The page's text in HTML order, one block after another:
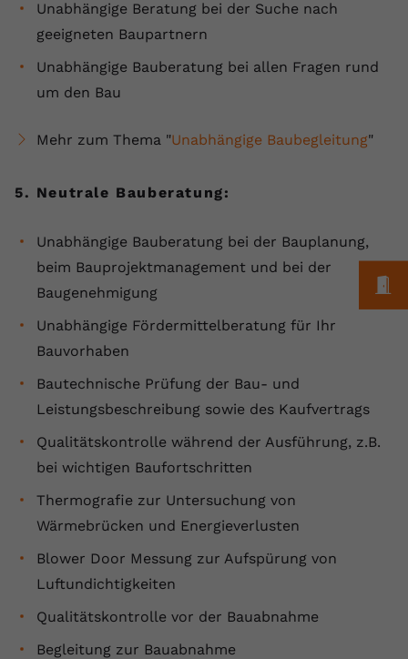
Unabhängige Beratung bei der Suche nach
geeigneten Baupartnern
Unabhängige Bauberatung bei allen Fragen rund
um den Bau
Mehr zum Thema "Unabhängige Baubegleitung"
5. Neutrale Bauberatung:
Unabhängige Bauberatung bei der Bauplanung,
beim Bauprojektmanagement und bei der
Baugenehmigung
Unabhängige Fördermittelberatung für Ihr
Bauvorhaben
Bautechnische Prüfung der Bau- und
Leistungsbeschreibung sowie des Kaufvertrags
Qualitätskontrolle während der Ausführung, z.B.
bei wichtigen Baufortschritten
Thermografie zur Untersuchung von
Wärmebrücken und Energieverlusten
Blower Door Messung zur Aufspürung von
Luftundichtigkeiten
Qualitätskontrolle vor der Bauabnahme
Begleitung zur Bauabnahme